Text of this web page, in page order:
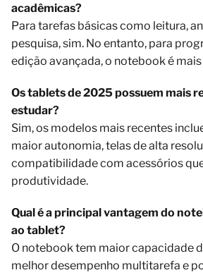
acadêmicas?
Para tarefas básicas como leitura,
pesquisa, sim. No entanto, para
edição avançada, o notebook é
Os tablets de 2025 possuem mais
estudar?
Sim, os modelos mais recentes
maior autonomia, telas de alta
compatibilidade com acessórios
produtividade.
Qual é a principal vantagem do
ao tablet?
O notebook tem maior capacidade
melhor desempenho multitarefa e